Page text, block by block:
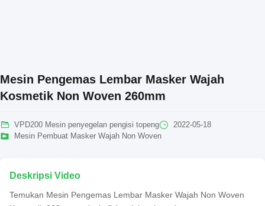
Mesin Pengemas Lembar Masker Wajah
Kosmetik Non Woven 260mm
VPD200 Mesin penyegelan pengisi topeng
2022-05-18
Mesin Pembuat Masker Wajah Non Woven
Deskripsi Video
Temukan Mesin Pengemas Lembar Masker Wajah Non Woven